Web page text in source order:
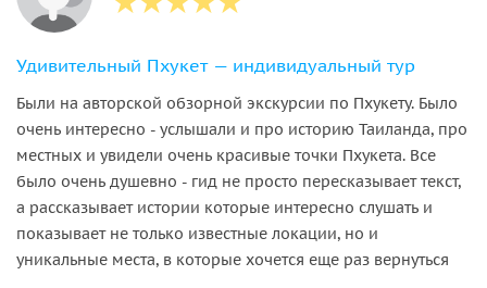
Удивительный Пхукет — индивидуальный тур
Были на авторской обзорной экскурсии по Пхукету. Было
очень интересно - услышали и про историю Таиланда, про
местных и увидели очень красивые точки Пхукета. Все
было очень душевно - гид не просто пересказывает текст,
а рассказывает истории которые интересно слушать и
показывает не только известные локации, но и
уникальные места, в которые хочется еще раз вернуться